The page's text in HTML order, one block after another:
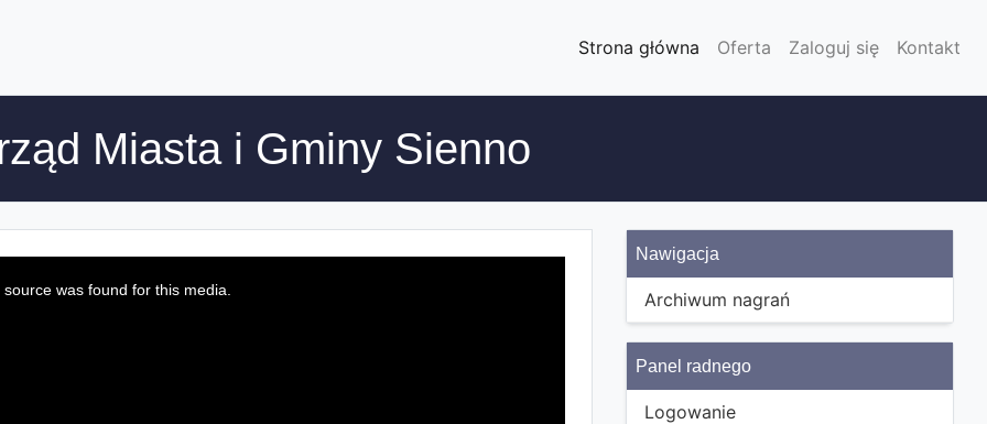
Strona główna Oferta Zaloguj się Kontakt
Miasta i Gminy Sienno
was found for this media.
Nawigacja
Archiwum nagrań
Panel radnego
Logowanie